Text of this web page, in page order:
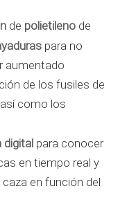
de polietileno de
para no
aumentado
de los fusiles de
como los
digital para conocer
en tiempo real y
en función del